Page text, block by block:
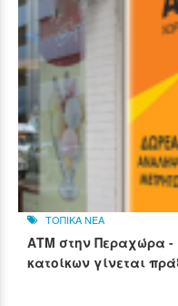
ΤΟΠΙΚΑ ΝΕΑ
ΑΤΜ στην Περαχώρα -
κατοίκων γίνεται